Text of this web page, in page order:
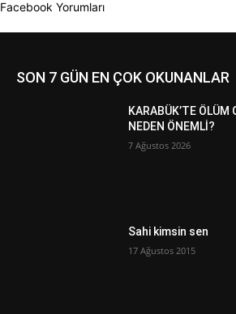
Facebook Yorumları
SON 7 GÜN EN ÇOK OKUNANLAR
KARABÜK’TE ÖLÜM
NEDEN ÖNEMLİ?
7 Ağustos 2026
Sahi kimsin sen
17 Ağustos 2015